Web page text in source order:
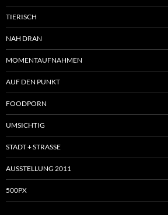
TIERISCH
NAH DRAN
MOMENTAUFNAHMEN
AUF DEN PUNKT
FOODPORN
UMSICHTIG
STADT + STRASSE
AUSSTELLUNG 2011
500PX